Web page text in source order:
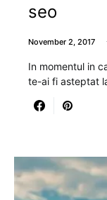
seo
November 2, 2017
In momentul in
te-ai fi asteptat